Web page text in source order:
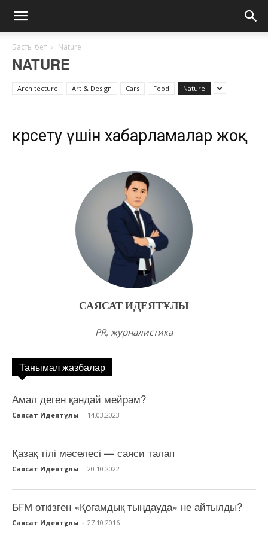
Басты бет Nature
NATURE
Architecture Art & Design Cars Food Nature
көрсету үшін хабарламалар жоқ
САЯСАТ ИДЕЯТҰЛЫ
PR, журналистика
Танымал жазбалар
Амал деген қандай мейрам?
Саясат Идеятұлы - 14.03.2023
Қазақ тілі мәселесі — саяси талап
Саясат Идеятұлы - 20.10.2022
БҒМ өткізген «Қоғамдық тыңдауда» не айтылды?
Саясат Идеятұлы - 27.10.2016